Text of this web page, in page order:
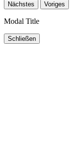
Nächstes
Voriges
Modal Title
Schließen